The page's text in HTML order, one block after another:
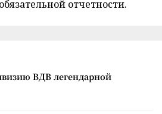
отчетности.
ВДВ легендарной